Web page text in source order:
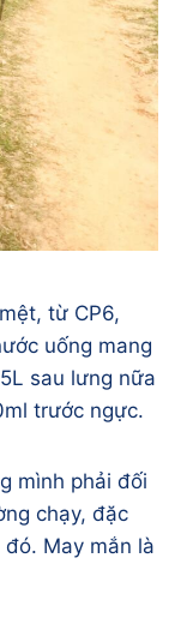
từ CP6,
uống mang
sau lưng nữa
trước ngực.
mình phải đối
chạy, đặc
May mắn là